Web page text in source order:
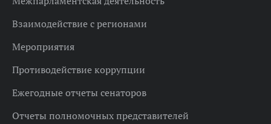
Взаимодействие с регионами
Мероприятия
Противодействие коррупции
Ежегодные отчеты сенаторов
Отчеты полномочных представителей